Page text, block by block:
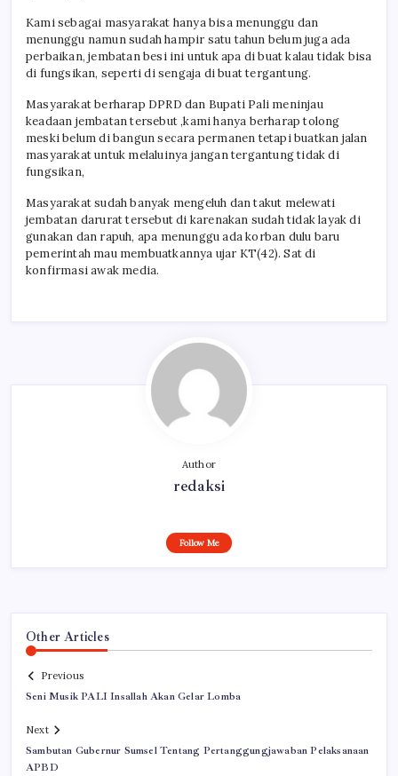
Kami sebagai masyarakat hanya bisa menunggu dan
menunggu namun sudah hampir satu tahun belum juga ada
perbaikan, jembatan besi ini untuk apa di buat kalau tidak bisa
di fungsikan, seperti di sengaja di buat tergantung.
Masyarakat berharap DPRD dan Bupati Pali meninjau
keadaan jembatan tersebut ,kami hanya berharap tolong
meski belum di bangun secara permanen tetapi buatkan jalan
masyarakat untuk melaluinya jangan tergantung tidak di
fungsikan,
Masyarakat sudah banyak mengeluh dan takut melewati
jembatan darurat tersebut di karenakan sudah tidak layak di
gunakan dan rapuh, apa menunggu ada korban dulu baru
pemerintah mau membuatkannya ujar KT(42). Sat di
konfirmasi awak media.
Author
redaksi
Follow Me
Other Articles
Previous
Seni Musik PALI Insallah Akan Gelar Lomba
Next
Sambutan Gubernur Sumsel Tentang Pertanggungjawaban Pelaksanaan
APBD